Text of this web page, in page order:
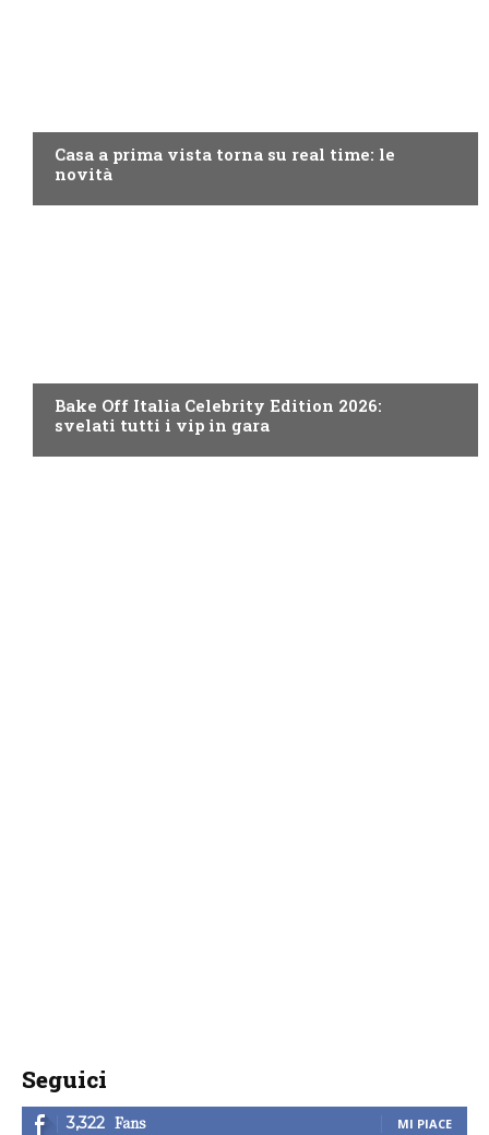
Casa a prima vista torna su real time: le
novità
Bake Off Italia Celebrity Edition 2026:
svelati tutti i vip in gara
Seguici
3,322 Fans MI PIACE